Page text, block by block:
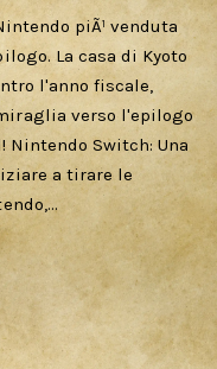
piÃ¹ venduta
La casa di Kyoto
l'anno fiscale,
verso l'epilogo
Switch: Una
a tirare le